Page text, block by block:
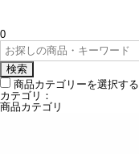
0
検索
商品カテゴリーを選択する
カテゴリ：
商品カテゴリ